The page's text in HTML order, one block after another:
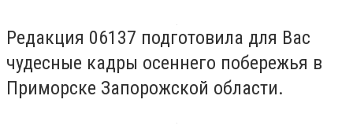
Редакция 06137 подготовила для Вас
чудесные кадры осеннего побережья в
Приморске Запорожской области.